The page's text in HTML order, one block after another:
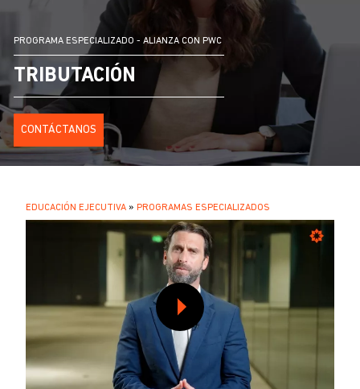
PROGRAMA ESPECIALIZADO - ALIANZA CON PWC
TRIBUTACIÓN
CONTÁCTANOS
.SOBRESCRIBIR
LA
NAVEGACIÓN
EDUCACIÓN EJECUTIVA PROGRAMAS ESPECIALIZADOS